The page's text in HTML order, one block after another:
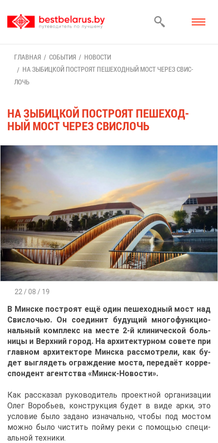
ГЛАВ­НАЯ СО­БЫ­ТИЯ
НО­ВО­СТИ
НА ЗЫ­БИЦ­КОЙ ПО­СТРО­ЯТ ПЕ­ШЕ­ХОД­НЫЙ МОСТ ЧЕ­РЕЗ СВИС­
ЛОЧЬ
НА ЗЫ­БИЦ­КОЙ ПО­СТРО­ЯТ ПЕ­ШЕ­ХОД­
НЫЙ МОСТ ЧЕ­РЕЗ СВИС­ЛОЧЬ
22 / 08 / 19
В Мин­ске по­стро­ят ещё один пе­ше­ход­ный мост над
Свис­ло­чью. Он со­еди­нит бу­ду­щий мно­го­функ­ци­о­
наль­ный ком­плекс на ме­сте 2-й кли­ни­че­ской боль­
ни­цы и Верх­ний го­род. На ар­хи­тек­тур­ном со­ве­те при
глав­ном ар­хи­тек­то­ре Мин­ска рас­смот­ре­ли, как бу­
дет вы­гля­деть ограж­де­ние мо­ста, пе­ре­даёт кор­ре­
спон­дент агент­ства «Минск-Но­во­сти».
Как рас­ска­зал ру­ко­во­ди­тель про­ект­ной ор­га­ни­за­ции
Олег Во­ро­бьев, кон­струк­ция бу­дет в ви­де ар­ки, это
усло­вие бы­ло за­да­но из­на­чаль­но, что­бы под мо­стом
мож­но бы­ло чи­стить пой­му ре­ки с по­мо­щью спе­ци­
аль­ной тех­ни­ки.